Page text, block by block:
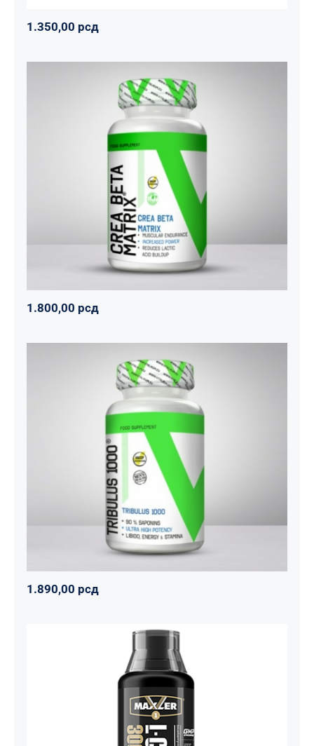
1.350,00 рсд
CREA BETA MATRIX
Napumpanko Svi proizvodi
1.800,00 рсд
1.800,00 рсд
Tribulus 1000
Svi proizvodi Vitalikum
1.890,00 рсд
1.890,00 рсд
Carnitine Liquid Comfortable Shape